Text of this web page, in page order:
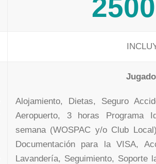
Alojamiento, Dietas, Seguro
Aeropuerto, 3 horas Programa
semana (WOSPAC y/o Club
Documentación para la VISA,
Lavandería, Seguimiento,